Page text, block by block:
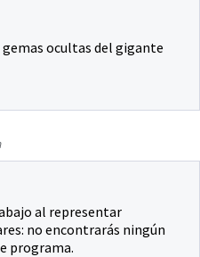
gemas ocultas del gigante
al representar
no encontrarás ningún
programa.